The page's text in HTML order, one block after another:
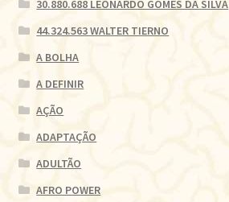
30.880.688 LEONARDO GOMES DA SILVA
44.324.563 WALTER TIERNO
A BOLHA
A DEFINIR
AÇÃO
ADAPTAÇÃO
ADULTÃO
AFRO POWER